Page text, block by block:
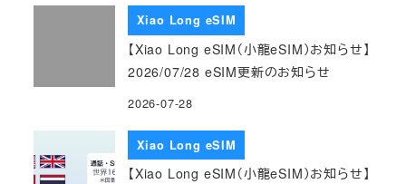
Xiao Long eSIM
【Xiao Long eSIM（小龍eSIM）お知らせ】
2026/07/28 eSIM更新のお知らせ
2026-07-28
Xiao Long eSIM
【Xiao Long eSIM（小龍eSIM）お知らせ】